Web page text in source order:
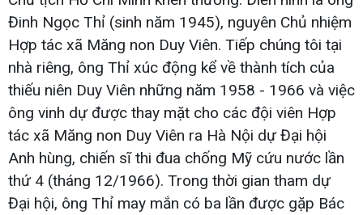
Đinh Ngọc Thỉ (sinh năm 1945), nguyên Chủ nhiệm
Hợp tác xã Măng non Duy Viên. Tiếp chúng tôi tại
nhà riêng, ông Thỉ xúc động kể về thành tích của
thiếu niên Duy Viên những năm 1958 - 1966 và việc
ông vinh dự được thay mặt cho các đội viên Hợp
tác xã Măng non Duy Viên ra Hà Nội dự Đại hội
Anh hùng, chiến sĩ thi đua chống Mỹ cứu nước lần
thứ 4 (tháng 12/1966). Trong thời gian tham dự
Đại hội, ông Thỉ may mắn có ba lần được gặp Bác